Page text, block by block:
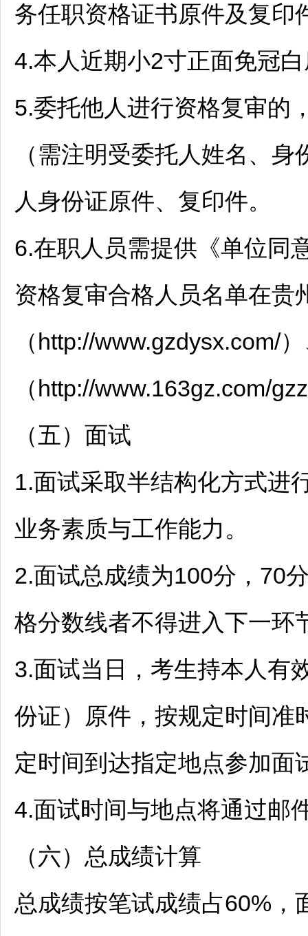
务任职资格证书原件及复印
4.本人近期小2寸正面免冠
5.委托他人进行资格复审的
（需注明受委托人姓名、
人身份证原件、复印件。
6.在职人员需提供《单位同
资格复审合格人员名单在贵
（http://www.gzdysx.com/
（http://www.163gz.com/
（五）面试
1.面试采取半结构化方式进
业务素质与工作能力。
2.面试总成绩为100分，70
格分数线者不得进入下一环
3.面试当日，考生持本人有
份证）原件，按规定时间准
定时间到达指定地点参加面
4.面试时间与地点将通过邮
（六）总成绩计算
总成绩按笔试成绩占60%，